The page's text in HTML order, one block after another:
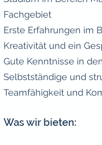
Fachgebiet
Erste Erfahrungen im
Kreativität und ein
Gute Kenntnisse in
Selbstständige und
Teamfähigkeit und
Was wir bieten: